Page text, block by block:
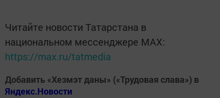
Читайте новости Татарстана в
национальном мессенджере MАХ:
https://max.ru/tatmedia
Добавить «Хезмэт даны» («Трудовая слава») в
Яндекс.Новости